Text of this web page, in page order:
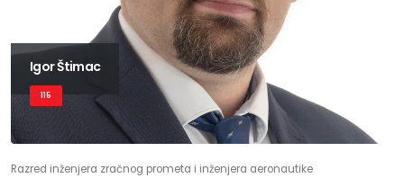
Igor Štimac
115
Razred inženjera zračnog prometa i inženjera aeronautike